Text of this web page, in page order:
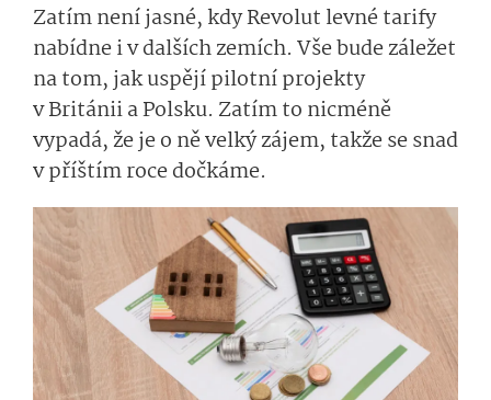
Zatím není jasné, kdy Revolut levné tarify
nabídne i v dalších zemích. Vše bude záležet
na tom, jak uspějí pilotní projekty
v Británii a Polsku. Zatím to nicméně
vypadá, že je o ně velký zájem, takže se snad
v příštím roce dočkáme.